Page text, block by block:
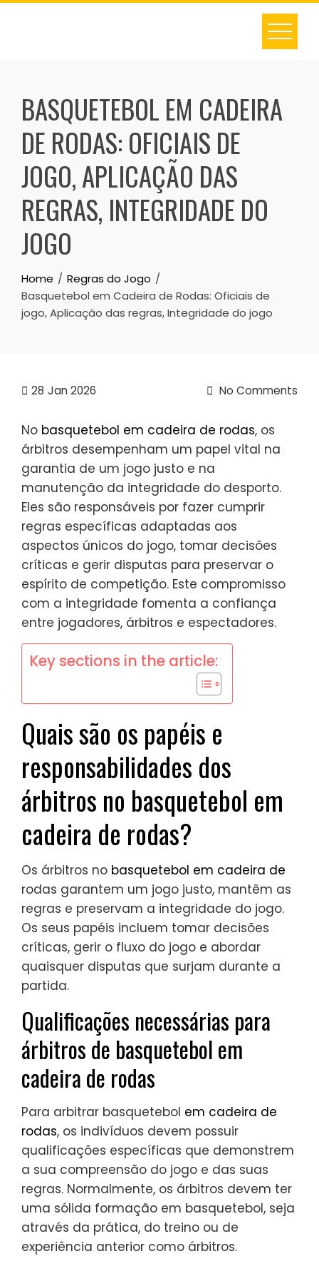
Skip
BASQUETEBOL EM CADEIRA
DE RODAS: OFICIAIS DE
JOGO, APLICAÇÃO DAS
REGRAS, INTEGRIDADE DO
JOGO
Home
Regras do Jogo
Basquetebol em Cadeira de Rodas: Oficiais de
jogo, Aplicação das regras, Integridade do jogo
28 Jan 2026 No Comments
No basquetebol em cadeira de rodas, os
árbitros desempenham um papel vital na
garantia de um jogo justo e na
manutenção da integridade do desporto.
Eles são responsáveis por fazer cumprir
regras específicas adaptadas aos
aspectos únicos do jogo, tomar decisões
críticas e gerir disputas para preservar o
espírito de competição. Este compromisso
com a integridade fomenta a confiança
entre jogadores, árbitros e espectadores.
Key sections in the article:
Quais são os papéis e
responsabilidades dos
árbitros no basquetebol em
cadeira de rodas?
Os árbitros no basquetebol em cadeira de
rodas garantem um jogo justo, mantêm as
regras e preservam a integridade do jogo.
Os seus papéis incluem tomar decisões
críticas, gerir o fluxo do jogo e abordar
quaisquer disputas que surjam durante a
partida.
Qualificações necessárias para
árbitros de basquetebol em
cadeira de rodas
Para arbitrar basquetebol em cadeira de
rodas, os indivíduos devem possuir
qualificações específicas que demonstrem
a sua compreensão do jogo e das suas
regras. Normalmente, os árbitros devem ter
uma sólida formação em basquetebol, seja
através da prática, do treino ou de
experiência anterior como árbitros.